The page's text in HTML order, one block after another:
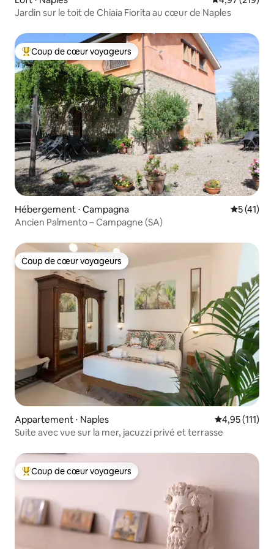
Jardin sur le toit de Chiaia Fiorita au cœur de Naples
Coups de cœur voyageurs les plus appréciés
Coup de cœur voyageurs
Hébergement ⋅ Campagna
5 (41)
Ancien Palmento – Campagne (SA)
Coup de cœur voyageurs
Coup de cœur voyageurs
Appartement ⋅ Naples Évaluation
4,95 (111)
Suite avec vue sur la mer, jacuzzi privé et terrasse
Coups de cœur voyageurs les plus appréciés
Coup de cœur voyageurs